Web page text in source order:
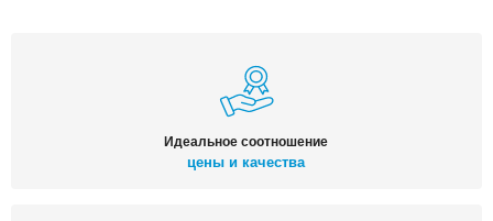
Идеальное соотношение
цены и качества